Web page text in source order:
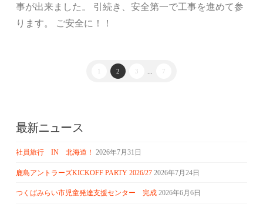
事が出来ました。 引続き、安全第一で工事を進めて参
ります。 ご安全に！！
1 2 3 7
最新ニュース
社員旅行 IN 北海道！ 2026年7月31日
鹿島アントラーズKICKOFF PARTY 2026/27 2026年7月24日
つくばみらい市児童発達支援センター 完成 2026年6月6日